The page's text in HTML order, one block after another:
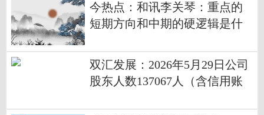
今热点：和讯李关琴：重点的
短期方向和中期的硬逻辑是什
双汇发展：2026年5月29日公司
股东人数137067人（含信用账